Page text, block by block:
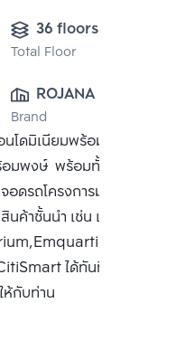
36 floors
Total Floor
ROJANA
PROPERTY CO.,
LTD.
Brand
ดมิเนียมพร้อมอยู่เดินทาง
มพงษ์ พร้อมทั้งสิ่งอำนวย
รถโครงการมากกว่า
าชั้นนำ เช่น เซ็นทรัล
ซื้อ ขาย
ได้ทันที เพื่อให้ผู้
ห้กับท่าน